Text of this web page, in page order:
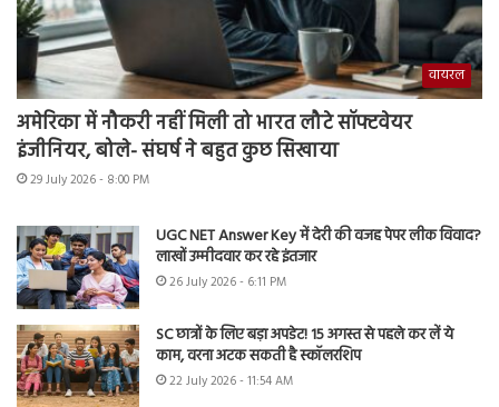
वायरल
अमेरिका में नौकरी नहीं मिली तो भारत लौटे सॉफ्टवेयर
इंजीनियर, बोले- संघर्ष ने बहुत कुछ सिखाया
29 July 2026 - 8:00 PM
UGC NET Answer Key में देरी की वजह पेपर लीक विवाद?
लाखों उम्मीदवार कर रहे इंतजार
26 July 2026 - 6:11 PM
SC छात्रों के लिए बड़ा अपडेट! 15 अगस्त से पहले कर लें ये
काम, वरना अटक सकती है स्कॉलरशिप
22 July 2026 - 11:54 AM